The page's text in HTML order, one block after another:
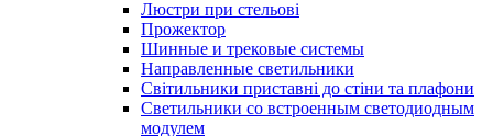
Люстри при стельові
Прожектор
Шинные и трековые системы
Направленные светильники
Світильники приставні до стіни та плафони
Светильники со встроенным светодиодным
модулем